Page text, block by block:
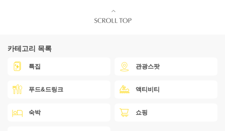
카테고리 목록
특집 관광스팟
푸드&드링크 액티비티
숙박 쇼핑